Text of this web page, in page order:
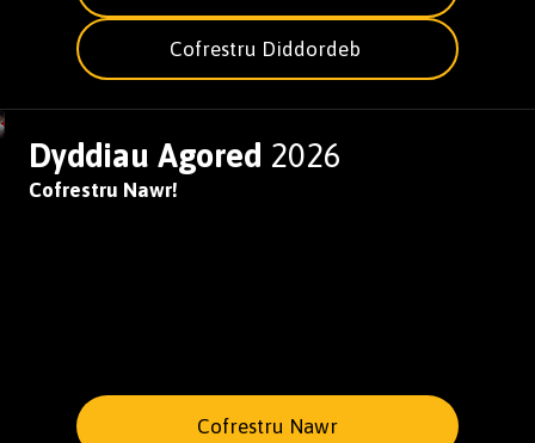
Cofrestru Diddordeb
Dyddiau Agored 2026
Cofrestru Nawr!
Cofrestru Nawr